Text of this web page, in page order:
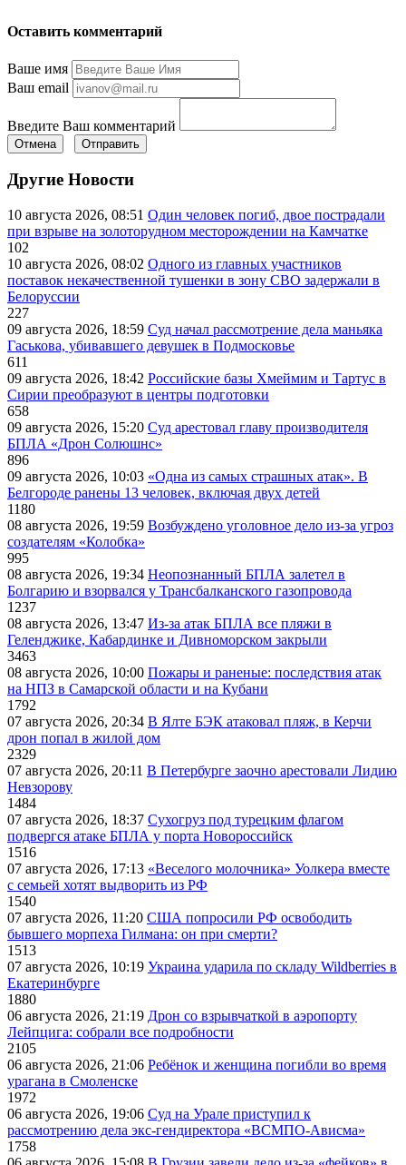
Оставить комментарий
Ваше имя
Ваш email
Введите Ваш комментарий
Отмена Отправить
Другие Новости
10 августа 2026, 08:51 Один человек погиб, двое пострадали
при взрыве на золоторудном месторождении на Камчатке
102
10 августа 2026, 08:02 Одного из главных участников
поставок некачественной тушенки в зону СВО задержали в
Белоруссии
227
09 августа 2026, 18:59 Суд начал рассмотрение дела маньяка
Гаськова, убивавшего девушек в Подмосковье
611
09 августа 2026, 18:42 Российские базы Хмеймим и Тартус в
Сирии преобразуют в центры подготовки
658
09 августа 2026, 15:20 Суд арестовал главу производителя
БПЛА «Дрон Солюшнс»
896
09 августа 2026, 10:03 «Одна из самых страшных атак». В
Белгороде ранены 13 человек, включая двух детей
1180
08 августа 2026, 19:59 Возбуждено уголовное дело из-за угроз
создателям «Колобка»
995
08 августа 2026, 19:34 Неопознанный БПЛА залетел в
Болгарию и взорвался у Трансбалканского газопровода
1237
08 августа 2026, 13:47 Из-за атак БПЛА все пляжи в
Геленджике, Кабардинке и Дивноморском закрыли
3463
08 августа 2026, 10:00 Пожары и раненые: последствия атак
на НПЗ в Самарской области и на Кубани
1792
07 августа 2026, 20:34 В Ялте БЭК атаковал пляж, в Керчи
дрон попал в жилой дом
2329
07 августа 2026, 20:11 В Петербурге заочно арестовали Лидию
Невзорову
1484
07 августа 2026, 18:37 Сухогруз под турецким флагом
подвергся атаке БПЛА у порта Новороссийск
1516
07 августа 2026, 17:13 «Веселого молочника» Уолкера вместе
с семьей хотят выдворить из РФ
1540
07 августа 2026, 11:20 США попросили РФ освободить
бывшего морпеха Гилмана: он при смерти?
1513
07 августа 2026, 10:19 Украина ударила по складу Wildberries в
Екатеринбурге
1880
06 августа 2026, 21:19 Дрон со взрывчаткой в аэропорту
Лейпцига: собрали все подробности
2105
06 августа 2026, 21:06 Ребёнок и женщина погибли во время
урагана в Смоленске
1972
06 августа 2026, 19:06 Суд на Урале приступил к
рассмотрению дела экс-гендиректора «ВСМПО-Ависма»
1758